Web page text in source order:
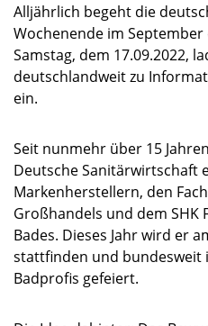
Alljährlich begeht die
Wochenende im September
Samstag, dem 17.09.2022,
deutschlandweit zu
ein.
Seit nunmehr über 15
Deutsche Sanitärwirtschaft
Markenherstellern, den
Großhandels und dem SHK
Bades. Dieses Jahr wird er
stattfinden und bundesweit
Badprofis gefeiert.